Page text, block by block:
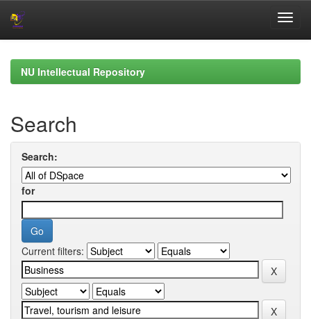
navigationNU Intellectual Repository
Search
Search:
for
Current filters: